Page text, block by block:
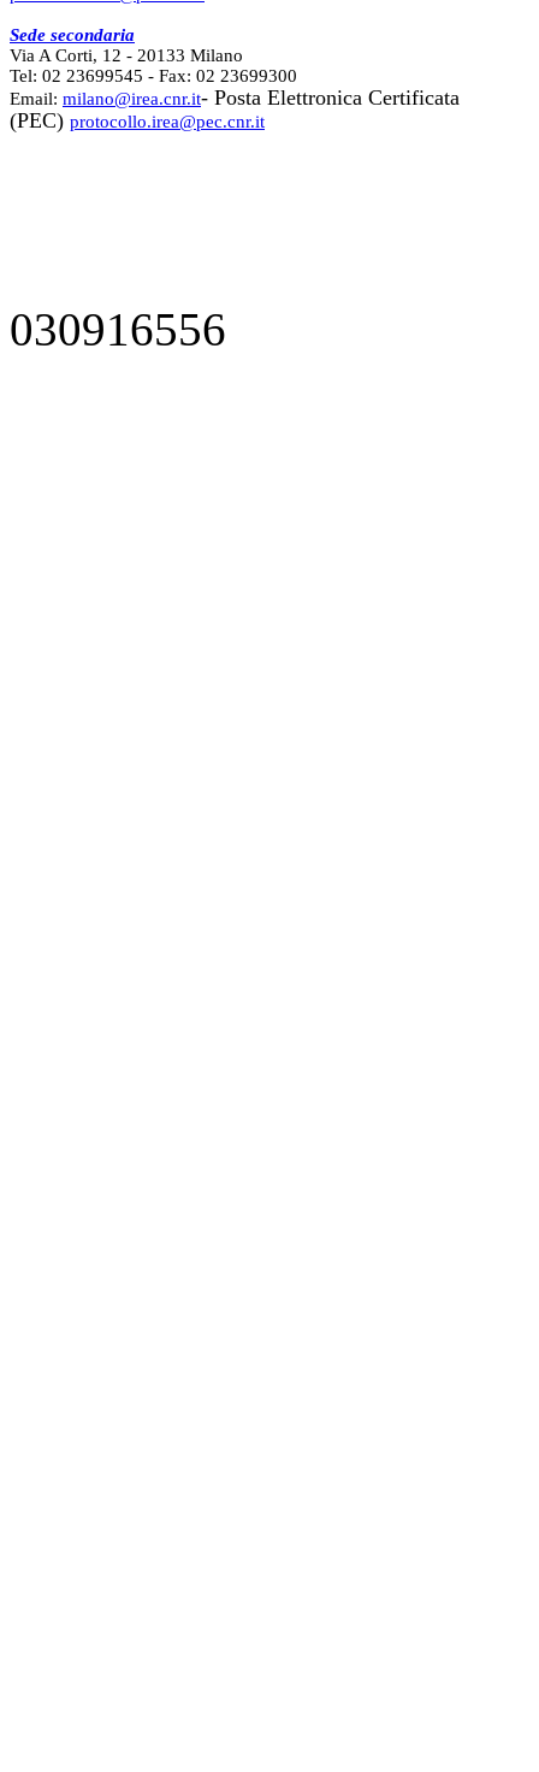
Sede secondaria
Via A Corti, 12 - 20133 Milano
Tel: 02 23699545 - Fax: 02 23699300
Email: milano@irea.cnr.it- Posta Elettronica Certificata
(PEC) protocollo.irea@pec.cnr.it
030916556